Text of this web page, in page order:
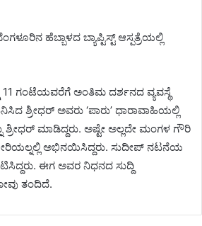
ಹೆಬ್ಬಾಳದ ಬ್ಯಾಪ್ಟಿಸ್ಟ್ ಆಸ್ಪತ್ರೆಯಲ್ಲಿ
11 ಗಂಟೆಯವರೆಗೆ ಅಂತಿಮ ದರ್ಶನದ ವ್ಯವಸ್ಥೆ
ಶ್ರೀಧರ್ ಅವರು ‘ಪಾರು’ ಧಾರಾವಾಹಿಯಲ್ಲಿ
ಶ್ರೀಧರ್ ಮಾಡಿದ್ದರು. ಅಷ್ಟೇ ಅಲ್ಲದೇ ಮಂಗಳ ಗೌರಿ
ಅಭಿನಯಿಸಿದ್ದರು. ಸುದೀಪ್ ನಟನೆಯ
ಈಗ ಅವರ ನಿಧನದ ಸುದ್ದಿ
ತಂದಿದೆ.